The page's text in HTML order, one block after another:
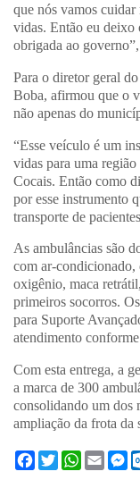
que nós vamos
vidas. Então eu deixo
obrigada ao
Para o diretor geral
Boba, afirmou que o
não apenas do
“Esse veículo é um
vidas para uma
Cocais. Então como
por esse instrumento
transporte de
As ambulâncias são
com ar-
oxigênio, maca
primeiros socorros.
para Suporte
atendimento
Com esta entrega, a
a marca de 300
consolidando um dos
ampliação da frota da
F
a
T
w
W
h
E
m
M
e